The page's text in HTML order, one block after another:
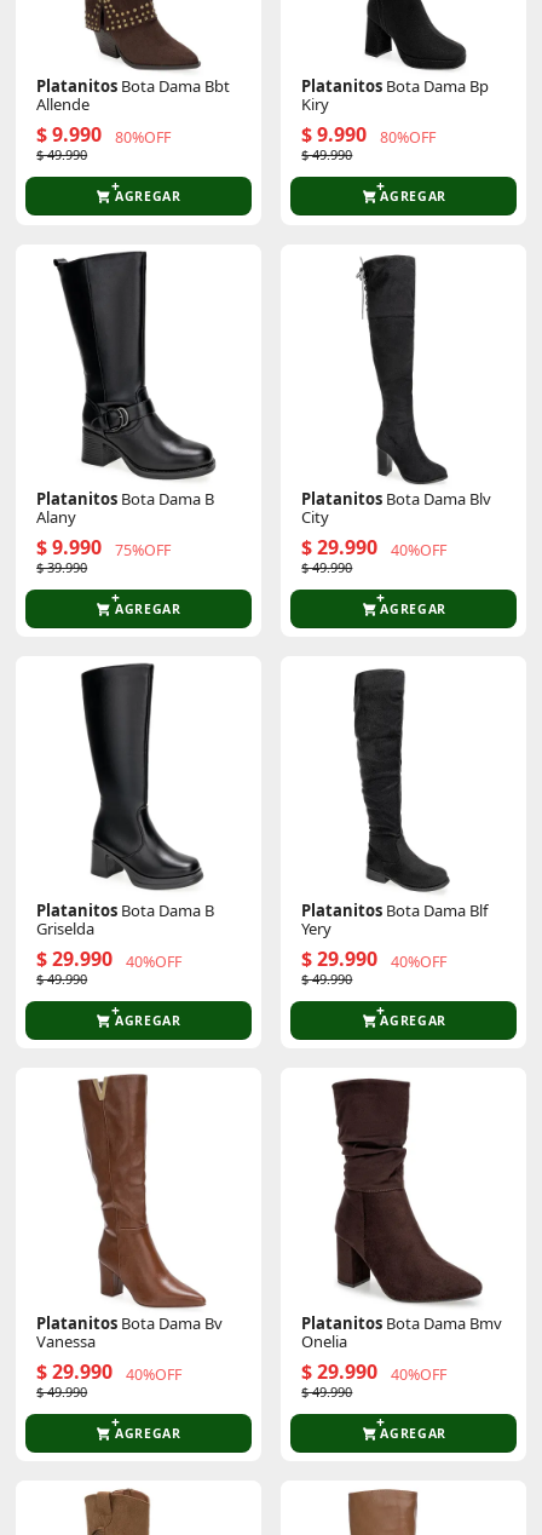
Platanitos Bota Dama Bbt
Allende
$ 9.990 80%OFF
$ 49.990
AGREGAR
Platanitos Bota Dama Bp
Kiry
$ 9.990 80%OFF
$ 49.990
AGREGAR
Platanitos Bota Dama B
Alany
$ 9.990 75%OFF
$ 39.990
AGREGAR
Platanitos Bota Dama Blv
City
$ 29.990 40%OFF
$ 49.990
AGREGAR
Platanitos Bota Dama B
Griselda
$ 29.990 40%OFF
$ 49.990
AGREGAR
Platanitos Bota Dama Blf
Yery
$ 29.990 40%OFF
$ 49.990
AGREGAR
Platanitos Bota Dama Bv
Vanessa
$ 29.990 40%OFF
$ 49.990
AGREGAR
Platanitos Bota Dama Bmv
Onelia
$ 29.990 40%OFF
$ 49.990
AGREGAR